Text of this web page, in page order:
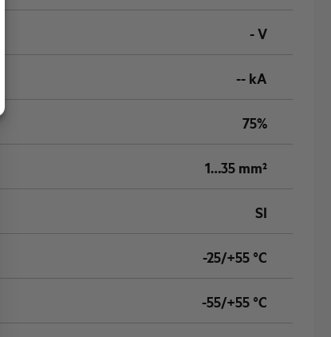
- V
-- kA
75%
1…35 mm²
SI
-25/+55 °C
-55/+55 °C